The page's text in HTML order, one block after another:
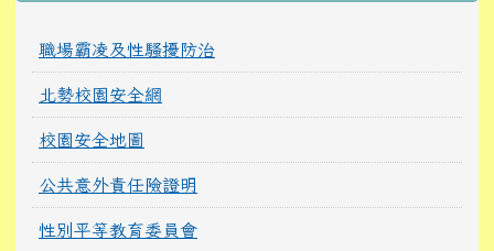
職場霸凌及性騷擾防治
北勢校園安全網
校園安全地圖
公共意外責任險證明
性別平等教育委員會